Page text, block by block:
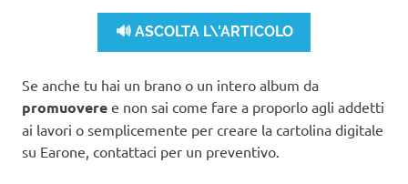
🔊 ASCOLTA L\'ARTICOLO
Se anche tu hai un brano o un intero album da
promuovere e non sai come fare a proporlo agli addetti
ai lavori o semplicemente per creare la cartolina digitale
su Earone, contattaci per un preventivo.